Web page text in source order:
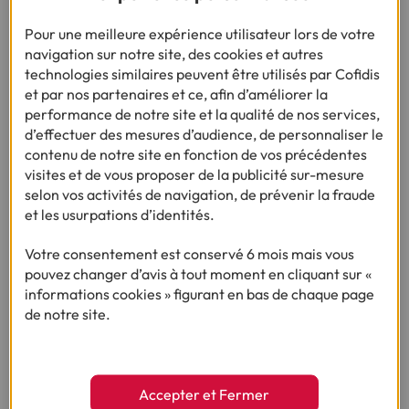
comporte notamment :
Vos coordonnées
Le type de crédit choisi
Le montant que vous souhaitez emprunter
La durée de l’emprunt ainsi que le nombre d’échéances
Le TAEG (taux annuel effectif global)
Diverses mentions obligatoires
Dans le cadre d’un prêt étudiant pour des études à
pièce d'identité valide ainsi qu'un justificatif de domicile
vous seront demandés. Pour un prêt portant sur plus de 3
000€, vous devrez fournir en plus un justificatif de
revenus.
Pourquoi simuler votre prêt
Pour une meilleure expérience utilisateur lors de votre
navigation sur notre site, des cookies et autres
technologies similaires peuvent être utilisés par Cofidis
et par nos partenaires et ce, afin d’améliorer la
performance de notre site et la qualité de nos services,
d’effectuer des mesures d’audience, de personnaliser le
contenu de notre site en fonction de vos précédentes
visites et de vous proposer de la publicité sur-mesure
selon vos activités de navigation, de prévenir la fraude
et les usurpations d’identités.
Votre consentement est conservé 6 mois mais vous
pouvez changer d’avis à tout moment en cliquant sur «
informations cookies » figurant en bas de chaque page
de notre site.
Accepter et Fermer